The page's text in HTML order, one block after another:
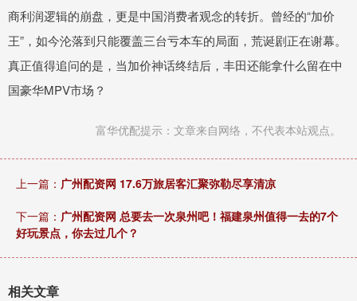
商利润逻辑的崩盘，更是中国消费者观念的转折。曾经的“加价
王”，如今沦落到只能覆盖三台亏本车的局面，荒诞剧正在谢幕。
真正值得追问的是，当加价神话终结后，丰田还能拿什么留在中
国豪华MPV市场？
富华优配提示：文章来自网络，不代表本站观点。
上一篇： 广州配资网 17.6万旅居客汇聚弥勒尽享清凉
下一篇： 广州配资网 总要去一次泉州吧！福建泉州值得一去的7个
好玩景点，你去过几个？
相关文章